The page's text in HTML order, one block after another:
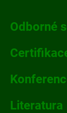
Odborné
Literatura